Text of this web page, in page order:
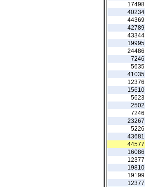
17498
40234
44369
42789
43344
19995
24486
7246
5635
41035
12376
15610
5623
2502
7246
23267
5226
43681
44577
16086
12377
19810
19199
12377